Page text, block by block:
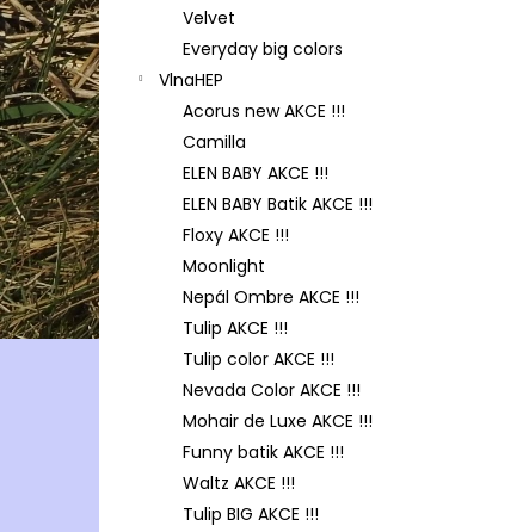
Velvet
Everyday big colors
VlnaHEP
Acorus new AKCE !!!
Camilla
ELEN BABY AKCE !!!
ELEN BABY Batik AKCE !!!
Floxy AKCE !!!
Moonlight
Nepál Ombre AKCE !!!
Tulip AKCE !!!
Tulip color AKCE !!!
Nevada Color AKCE !!!
Mohair de Luxe AKCE !!!
Funny batik AKCE !!!
Waltz AKCE !!!
Tulip BIG AKCE !!!